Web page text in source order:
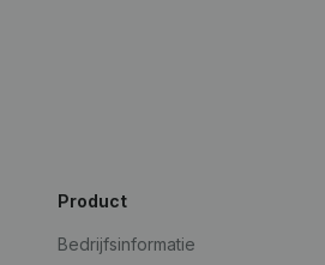
Product
Bedrijfsinformatie